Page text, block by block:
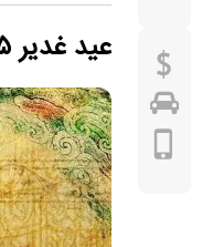
عید غدیر ۱۴۰۵ چه روزی است؟